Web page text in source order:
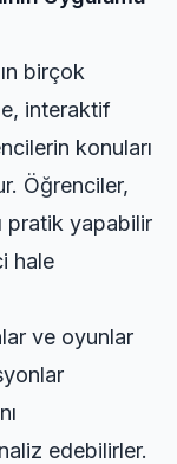
birçok
interaktif
konuları
Öğrenciler,
pratik yapabilir
hale
ve oyunlar
edebilirler.